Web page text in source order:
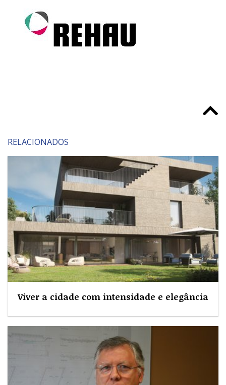
RELACIONADOS
Viver a cidade com intensidade e elegância